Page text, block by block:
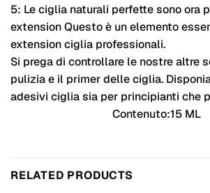
5: Le ciglia naturali perfette sono ora
extensionQuesto è un elemento
extension ciglia professionali.
Si prega di controllare le nostre altre
pulizia e il primer delle ciglia.
adesivi ciglia sia per principianti che
Contenuto:15 ML
RELATED PRODUCTS